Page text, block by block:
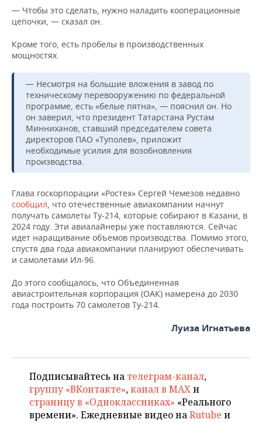
ONLINE-КОНФЕРЕНЦИИ
ОТКРЫТАЯ ЛЕКЦИЯ
ХОККЕЙ
БАСКЕТБОЛ
ВОЛЕЙБОЛ
КИБЕРСПОРТ
ФИГУРНОЕ КАТАНИЕ
ВОДНЫЕ ВИДЫ СПОРТА
ВЛАСТЬ
ИНФРАСТРУКТУРА
ИСТОРИЯ
КУЛЬТУРА
МЕДИЦИНА
ОБРАЗОВАНИЕ
СЮЖЕТЫ
СПРАВОЧНИК
СПИСОК ПЕРСОН
СПИСОК КОМПАНИЙ
ПОЛНАЯ ВЕРСИЯ
— Чтобы это сделать, нужно наладить кооперационные
цепочки, — сказал он.
Кроме того, есть пробелы в производственных
мощностях.
— Несмотря на большие вложения в завод по
техническому перевооружению по федеральной
программе, есть «белые пятна», — пояснил он. Но
он заверил, что президент Татарстана Рустам
Минниханов, ставший председателем совета
директоров ПАО «Туполев», приложит
необходимые усилия для возобновления
производства.
Глава госкорпорации «Ростех» Сергей Чемезов недавно
сообщил, что отечественные авиакомпании начнут
получать самолеты Ту-214, которые собирают в Казани, в
2024 году. Эти авиалайнеры уже поставляются. Сейчас
идет наращивание объемов производства. Помимо этого,
спустя два года авиакомпании планируют обеспечивать
и самолетами Ил-96.
До этого сообщалось, что Объединенная
авиастроительная корпорация (ОАК) намерена до 2030
года построить 70 самолетов Ту-214.
Луиза Игнатьева
Подписывайтесь на телеграм-канал,
группу «ВКонтакте»,канал в MAXи
страницу в «Одноклассниках» «Реального
времени». Ежедневные видео наRutube и